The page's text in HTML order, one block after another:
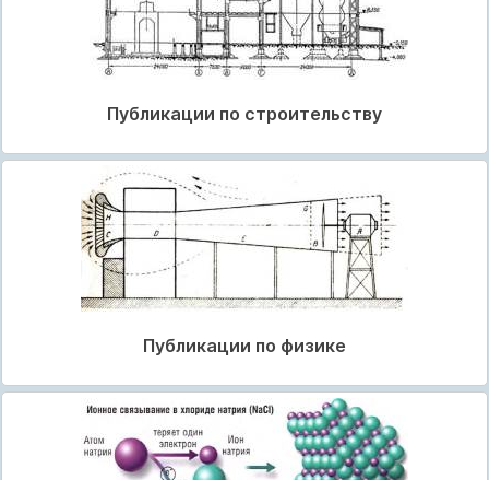
Публикации по строительству
Публикации по физике